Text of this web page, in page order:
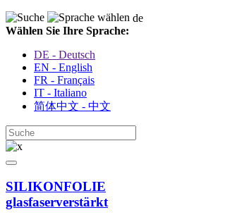
de
Wählen Sie Ihre Sprache:
DE - Deutsch
EN - English
FR - Français
IT - Italiano
简体中文 - 中文
SILIKONFOLIE
glasfaserverstärkt